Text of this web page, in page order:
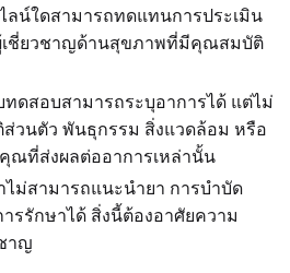
น์ใดสามารถทดแทนการประเมิน
เชี่ยวชาญด้านสุขภาพที่มีคุณสมบัติ
ทดสอบสามารถระบุอาการได้ แต่ไม่
ส่วนตัว พันธุกรรม สิ่งแวดล้อม หรือ
ณที่ส่งผลต่ออาการเหล่านั้น
ไม่สามารถแนะนำยา การบำบัด
รรักษาได้ สิ่งนี้ต้องอาศัยความ
าญ